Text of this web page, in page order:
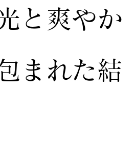
と爽やか
まれた結